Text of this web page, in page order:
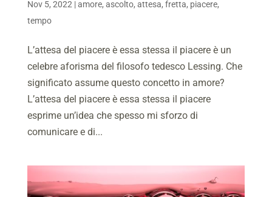
Nov 5, 2022 |amore, ascolto, attesa, fretta, piacere,
tempo
L’attesa del piacere è essa stessa il piacere è un
celebre aforisma del filosofo tedesco Lessing. Che
significato assume questo concetto in amore?
L’attesa del piacere è essa stessa il piacere
esprime un’idea che spesso mi sforzo di
comunicare e di...